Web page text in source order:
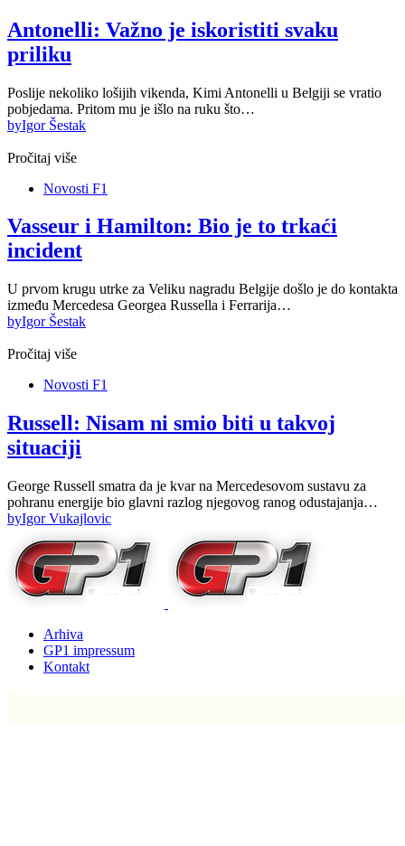
Antonelli: Važno je iskoristiti svaku
priliku
Poslije nekoliko lošijih vikenda, Kimi Antonelli u Belgiji se vratio
pobjedama. Pritom mu je išlo na ruku što…
byIgor Šestak
Pročitaj više
Novosti F1
Vasseur i Hamilton: Bio je to trkaći
incident
U prvom krugu utrke za Veliku nagradu Belgije došlo je do kontakta
između Mercedesa Georgea Russella i Ferrarija…
byIgor Šestak
Pročitaj više
Novosti F1
Russell: Nisam ni smio biti u takvoj
situaciji
George Russell smatra da je kvar na Mercedesovom sustavu za
pohranu energije bio glavni razlog njegovog ranog odustajanja…
byIgor Vukajlovic
Arhiva
GP1 impressum
Kontakt